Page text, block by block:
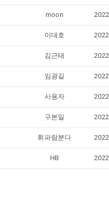
moon
이대호
김근태
임광길
사용자
구본일
휘파람분다
HB